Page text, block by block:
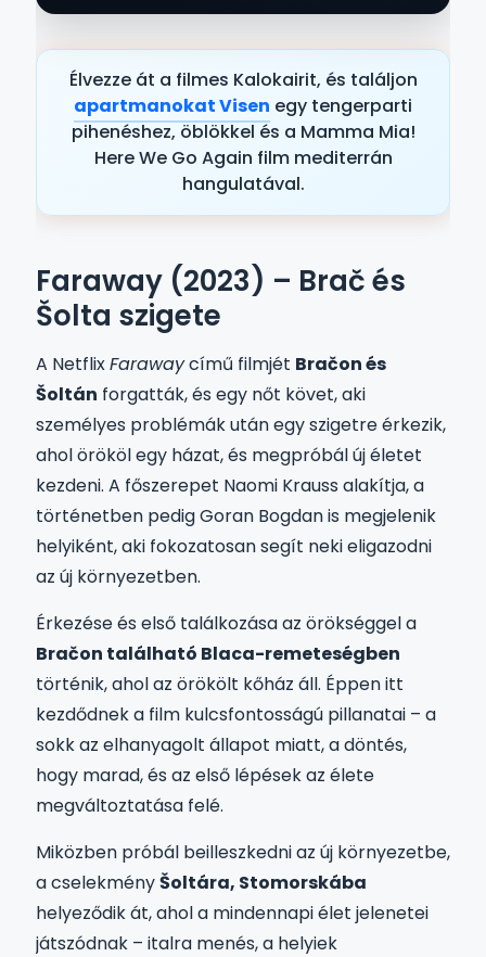
Élvezze át a filmes Kalokairit, és találjon
apartmanokat Visen egy tengerparti
pihenéshez, öblökkel és a Mamma Mia!
Here We Go Again film mediterrán
hangulatával.
Faraway (2023) – Brač és
Šolta szigete
A NetflixFarawaycímű filmjét Bračon és
Šoltán forgatták, és egy nőt követ, aki
személyes problémák után egy szigetre érkezik,
ahol örököl egy házat, és megpróbál új életet
kezdeni. A főszerepet Naomi Krauss alakítja, a
történetben pedig Goran Bogdan is megjelenik
helyiként, aki fokozatosan segít neki eligazodni
az új környezetben.
Érkezése és első találkozása az örökséggel a
Bračon található Blaca-remeteségben
történik, ahol az örökölt kőház áll. Éppen itt
kezdődnek a film kulcsfontosságú pillanatai – a
sokk az elhanyagolt állapot miatt, a döntés,
hogy marad, és az első lépések az élete
megváltoztatása felé.
Miközben próbál beilleszkedni az új környezetbe,
a cselekményŠoltára, Stomorskába
helyeződik át, ahol a mindennapi élet jelenetei
játszódnak – italra menés, a helyiek